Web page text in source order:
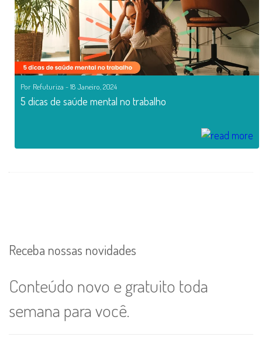
Por Refuturiza - 18 Janeiro, 2024
5 dicas de saúde mental no trabalho
Receba nossas novidades
Conteúdo novo e gratuito toda
semana para você.